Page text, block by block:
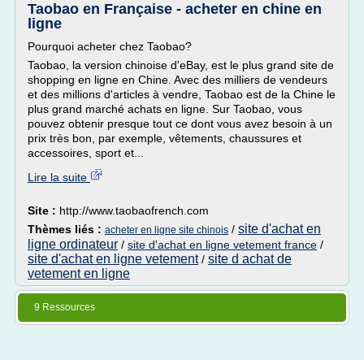
Taobao en Française - acheter en chine en
ligne
Pourquoi acheter chez Taobao?
Taobao, la version chinoise d'eBay, est le plus grand site de
shopping en ligne en Chine. Avec des milliers de vendeurs
et des millions d'articles à vendre, Taobao est de la Chine le
plus grand marché achats en ligne. Sur Taobao, vous
pouvez obtenir presque tout ce dont vous avez besoin à un
prix très bon, par exemple, vêtements, chaussures et
accessoires, sport et...
Lire la suite
Site : http://www.taobaofrench.com
Thèmes liés : acheter en ligne site chinois / site d'achat en
ligne ordinateur / site d'achat en ligne vetement france /
site d'achat en ligne vetement/ site d achat de
vetement en ligne
9 Ressources